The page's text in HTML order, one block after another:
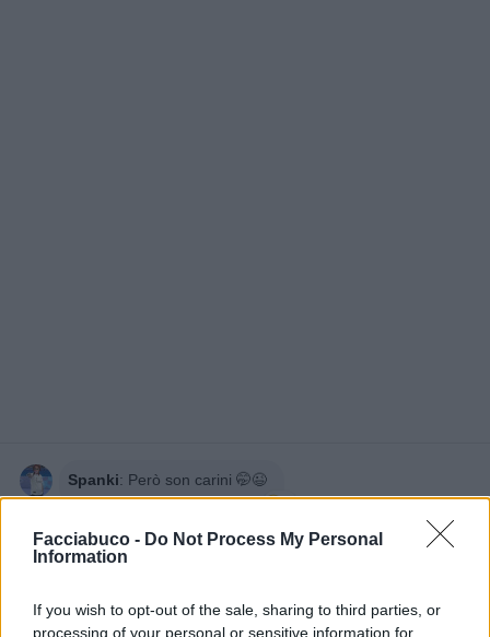
Facciabuco - Do Not Process My Personal
Information
If you wish to opt-out of the sale, sharing to third parties, or
processing of your personal or sensitive information for
Spanki: Però son carini 🤭😉
·Ti stimo ·Rispondi
stanno le banane